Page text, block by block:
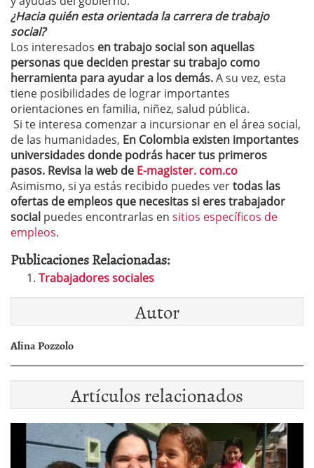
¿Hacia quién esta orientada la carrera de trabajo
social?
Los interesados en trabajo social son aquellas
personas que deciden prestar su trabajo como
herramienta para ayudar a los demás.A su vez, esta
tiene posibilidades de lograr importantes
orientaciones en familia, niñez, salud pública.
Si te interesa comenzar a incursionar en el área social,
de las humanidades, En Colombia existen importantes
universidades donde podrás hacer tus primeros
pasos. Revisa la web de E-magister. com.co
Asimismo, si ya estás recibido puedes vertodas las
ofertas de empleos que necesitas si eres trabajador
social puedes encontrarlas en sitios específicos de
empleos.
Publicaciones Relacionadas:
Trabajadores sociales
Autor
Alina Pozzolo
Artículos relacionados